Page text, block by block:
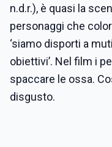
n.d.r.), è quasi la
personaggi che
‘siamo disporti a
obiettivi’. Nel film i
spaccare le ossa.
disgusto.